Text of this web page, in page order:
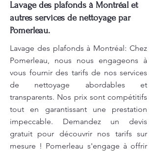
Lavage des plafonds à Montréal et
autres services de nettoyage par
Pomerleau.
Lavage des plafonds à Montréal: Chez
Pomerleau, nous nous engageons à
vous fournir des tarifs de nos services
de nettoyage abordables et
transparents. Nos prix sont compétitifs
tout en garantissant une prestation
impeccable. Demandez un devis
gratuit pour découvrir nos tarifs sur
mesure ! Pomerleau s'engage à offrir